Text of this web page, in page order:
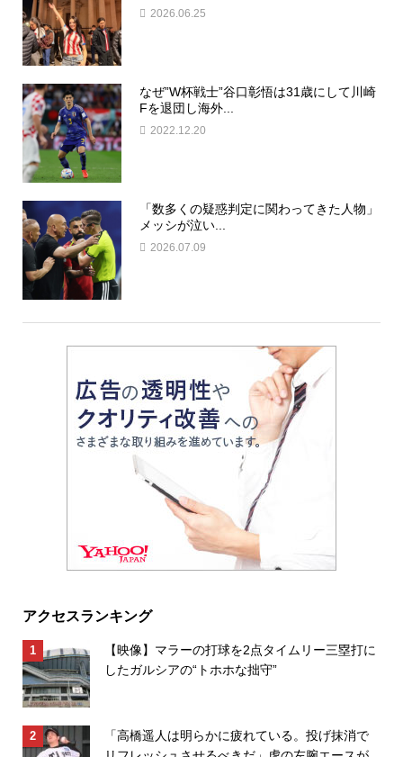
2026.06.25
なぜ”W杯戦士”谷口彰悟は31歳にして川崎
Fを退団し海外...
2022.12.20
「数多くの疑惑判定に関わってきた人物」
メッシが泣い...
2026.07.09
アクセスランキング
【映像】マラーの打球を2点タイムリー三塁打に
したガルシアの“トホホな拙守”
「高橋遥人は明らかに疲れている。投げ抹消で